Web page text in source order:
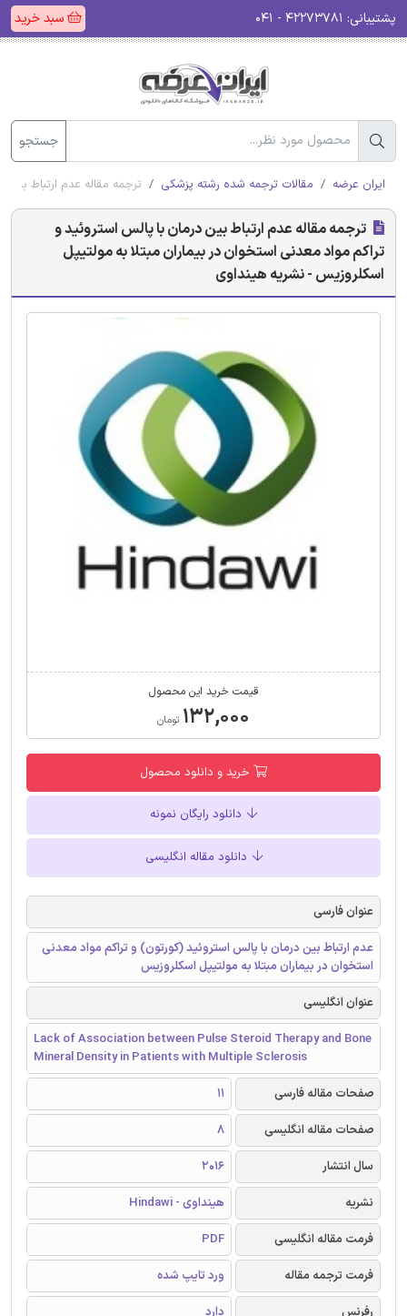
پشتیبانی: سبد خرید
جستجو
ایران عرضه مقالات ترجمه شده رشته پزشکی ترجمه مقاله عدم ارتباط
ترجمه مقاله عدم ارتباط بین درمان با پالس استروئید و
تراکم مواد معدنی استخوان در بیماران مبتلا به مولتیپل
اسکلروزیس - نشریه هینداوی
قیمت خرید این محصول
۱۳۲,۰۰۰ تومان
خرید و دانلود محصول
دانلود رایگان نمونه
دانلود مقاله انگلیسی
عنوان فارسی
عدم ارتباط بین درمان با پالس استروئید (کورتون) و تراکم مواد معدنی
استخوان در بیماران مبتلا به مولتیپل اسکلروزیس
عنوان انگلیسی
Lack of Association between Pulse Steroid Therapy and Bone
Mineral Density in Patients with Multiple Sclerosis
صفحات مقاله فارسی
11
صفحات مقاله انگلیسی
8
سال انتشار
2016
نشریه
هینداوی - Hindawi
فرمت مقاله انگلیسی
PDF
فرمت ترجمه مقاله
ورد تایپ شده
رفرنس
دارد